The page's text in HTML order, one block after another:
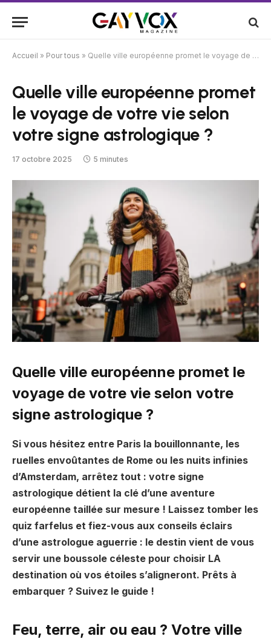
Accueil » Pour tous » Quelle ville européenne promet le voyage de votre vie selon votre signe astrologique ?
Quelle ville européenne promet
le voyage de votre vie selon
votre signe astrologique ?
17 octobre 2025 5 minutes
Quelle ville européenne promet le
voyage de votre vie selon votre
signe astrologique ?
Si vous hésitez entre Paris la bouillonnante, les
ruelles envoûtantes de Rome ou les nuits infinies
d’Amsterdam, arrêtez tout : votre signe
astrologique détient la clé d’une aventure
européenne taillée sur mesure ! Laissez tomber les
quiz farfelus et fiez-vous aux conseils éclairs
d’une astrologue aguerrie : le destin vient de vous
servir une boussole céleste pour choisir LA
destination où vos étoiles s’aligneront. Prêts à
embarquer ? Suivez le guide !
Feu, terre, air ou eau ? Votre ville